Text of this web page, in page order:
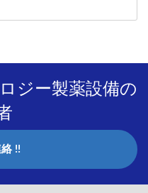
ジー製薬設備の
!!